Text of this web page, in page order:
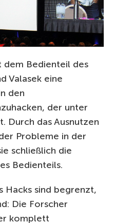
dem Bedienteil des
Valasek eine
den
der unter
Durch das Ausnutzen
Probleme in der
schließlich die
Bedienteils.
Hacks sind begrenzt,
Die Forscher
komplett